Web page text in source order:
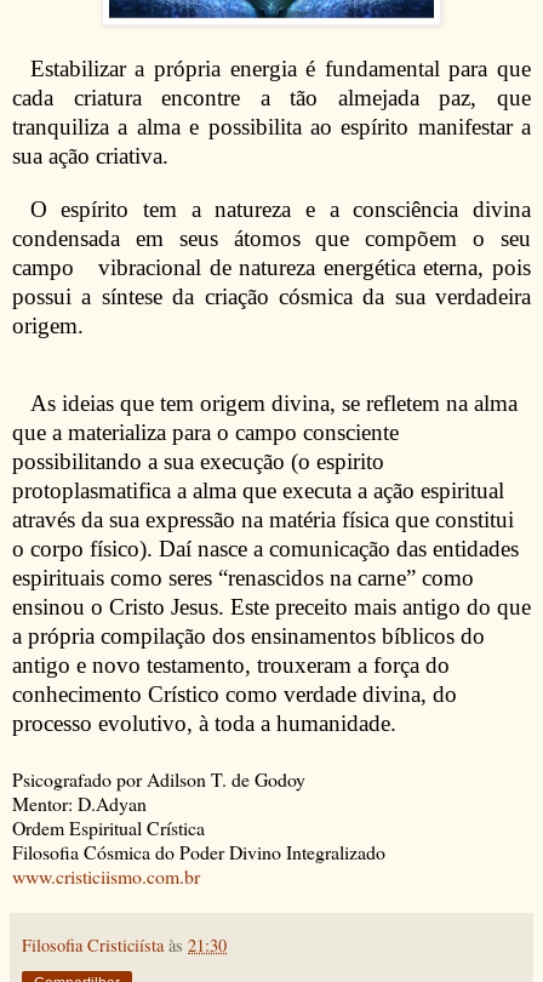
Estabilizar a própria energia é fundamental para que
cada criatura encontre a tão almejada paz, que
tranquiliza a alma e possibilita ao espírito manifestar a
sua ação criativa.
O espírito tem a natureza e a consciência divina
condensada em seus átomos que compõem o seu
campo vibracional de natureza energética eterna, pois
possui a síntese da criação cósmica da sua verdadeira
origem.
As ideias que tem origem divina, se refletem na alma
que a materializa para o campo consciente
possibilitando a sua execução (o espirito
protoplasmatifica a alma que executa a ação espiritual
através da sua expressão na matéria física que constitui
o corpo físico). Daí nasce a comunicação das entidades
espirituais como seres “renascidos na carne” como
ensinou o Cristo Jesus. Este preceito mais antigo do que
a própria compilação dos ensinamentos bíblicos do
antigo e novo testamento, trouxeram a força do
conhecimento Crístico como verdade divina, do
processo evolutivo, à toda a humanidade.
Psicografado por Adilson T. de Godoy
Mentor: D.Adyan
Ordem Espiritual Crística
Filosofia Cósmica do Poder Divino Integralizado
www.cristiciismo.com.br
Filosofia Cristiciísta às 21:30